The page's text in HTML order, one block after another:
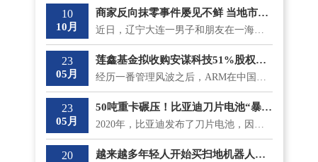
10
10月
商家反向抹零事件屡见不鲜 当地市监局最新回应将“零容忍”态度打击
近日，辽宁大连一男子和朋友在一海鲜大排档吃饭，总共消费了930 9元，收款时却被反向抹零收取了931元。...
23
05月
莲鑫基金拟收购安谋科技51%股权？安鑫集团回应
经历一番管理风波之后，ARM在中国的分支安谋中国逐渐安稳下来，但是5月18日，神秘冒出的莲鑫集团公告称...
23
05月
50吨重卡碾压！比亚迪刀片电池“暴力”性能“测试”成功
2020年，比亚迪发布了刀片电池，因其成功通过了国内最严苛的针刺测试不起火，一时间名声大噪;而且在安全...
20 越来越多年轻人开始买扫地机器人了 涨价和买贵意味着什么？